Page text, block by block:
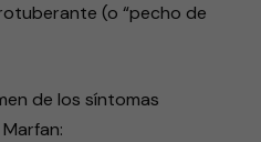
(o “pecho de
de los síntomas